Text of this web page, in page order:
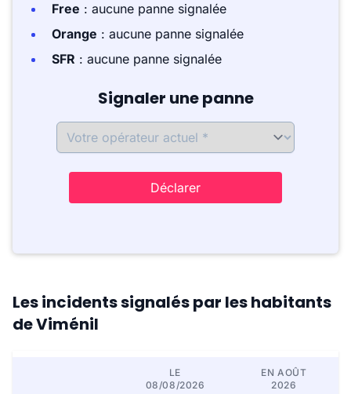
Free : aucune panne signalée
Orange : aucune panne signalée
SFR : aucune panne signalée
Signaler une panne
Déclarer
Les incidents signalés par les habitants
de Viménil
LE
08/08/2026
EN AOÛT
2026